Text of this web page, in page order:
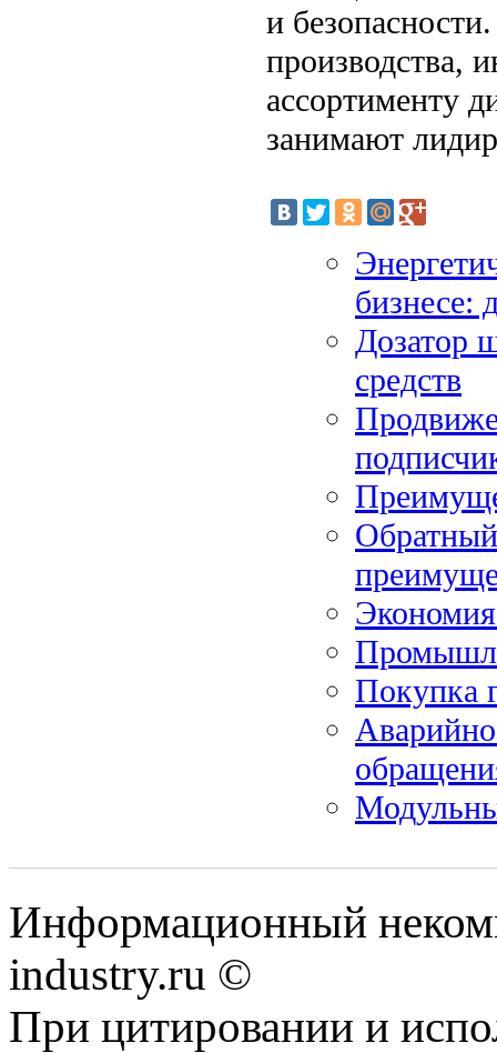
и
производства,
ассортименту
занимают
бизнесе:
Дозатор
средств
Покупка
Информационный
industry.ru ©
При цитировании и